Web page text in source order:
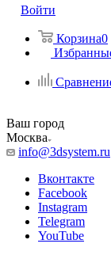
Войти
Корзина0
Ваш город
Москва
info@3dsystem.ru
Вконтакте
Facebook
Instagram
Telegram
YouTube